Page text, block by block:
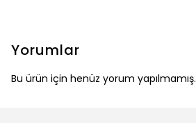
Yorumlar
Bu ürün için henüz yorum yapılmamış.